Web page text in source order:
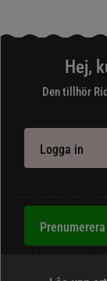
Hej,
Den tillhör
Logga in